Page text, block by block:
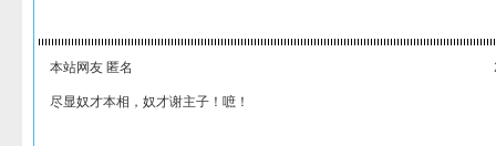
本站网友 匿名
尽显奴才本相，奴才谢主子！嗻！